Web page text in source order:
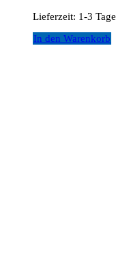
Lieferzeit: 1-3 Tage
In den Warenkorb